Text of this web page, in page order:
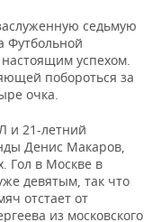
седьмую
Футбольной
успехом.
побороться за
очка.
и 21-летний
Денис Макаров,
Гол в Москве в
девятым, так что
отстает от
из московского